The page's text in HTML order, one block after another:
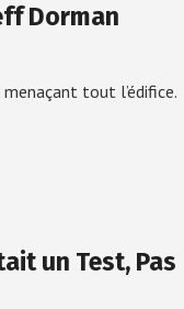
Dorman
menaçant tout l’édifice.
un Test, Pas